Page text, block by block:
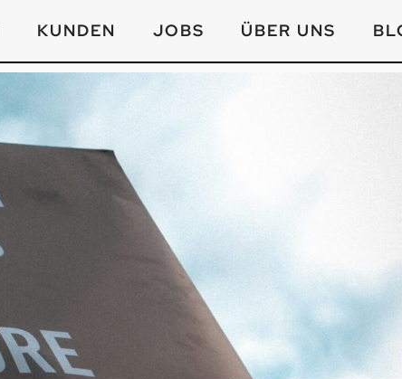
KUNDEN JOBS ÜBER UNS